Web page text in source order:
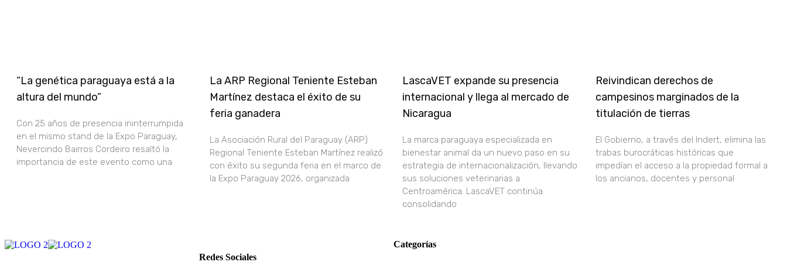
“La genética paraguaya está a la
altura del mundo”
Con 25 años de presencia ininterrumpida
en el mismo stand de la Expo Paraguay,
Nevercindo Bairros Cordeiro resaltó la
importancia de este evento como una
La ARP Regional Teniente Esteban
Martínez destaca el éxito de su
feria ganadera
La Asociación Rural del Paraguay (ARP)
Regional Teniente Esteban Martínez realizó
con éxito su segunda feria en el marco de
la Expo Paraguay 2026, organizada
LascaVET expande su presencia
internacional y llega al mercado de
Nicaragua
La marca paraguaya especializada en
bienestar animal da un nuevo paso en su
estrategia de internacionalización, llevando
sus soluciones veterinarias a
Centroamérica. LascaVET continúa
consolidando
Reivindican derechos de
campesinos marginados de la
titulación de tierras
El Gobierno, a través del Indert, elimina las
trabas burocráticas históricas que
impedían el acceso a la propiedad formal a
los ancianos, docentes y personal
Redes Sociales
Categorías